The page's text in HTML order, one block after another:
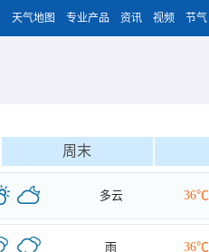
天气地图 专业产品 资讯 视频 节气
周末
多云 36℃
雨 36℃